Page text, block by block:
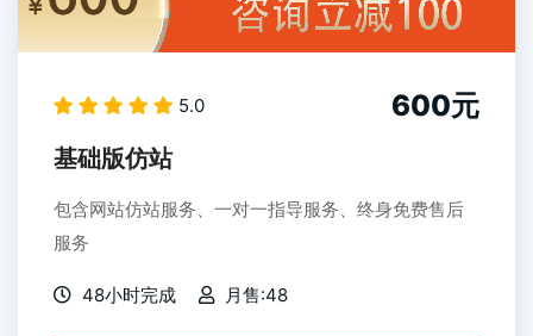
5.0 600元
基础版仿站
包含网站仿站服务、一对一指导服务、终身免费售后
服务
48小时完成 月售:48